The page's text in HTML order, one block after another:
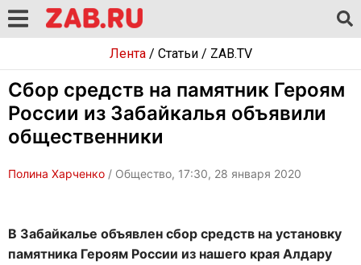
Лента/ Статьи/ ZAB.TV
Сбор средств на памятник Героям
России из Забайкалья объявили
общественники
Полина Харченко / Общество, 17:30, 28 января 2020
В Забайкалье объявлен сбор средств на установку
памятника Героям России из нашего края Алдару